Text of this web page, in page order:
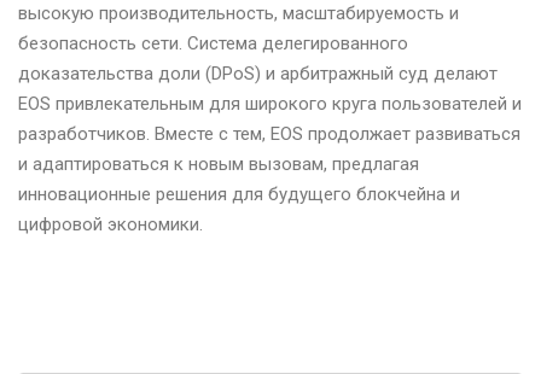
высокую производительность, масштабируемость и
безопасность сети. Система делегированного
доказательства доли (DPoS) и арбитражный суд делают
EOS привлекательным для широкого круга пользователей и
разработчиков. Вместе с тем, EOS продолжает развиваться
и адаптироваться к новым вызовам, предлагая
инновационные решения для будущего блокчейна и
цифровой экономики.